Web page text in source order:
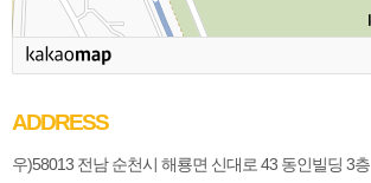
ADDRESS
우)58013 전남 순천시 해룡면 신대로 43 동인빌딩 3층